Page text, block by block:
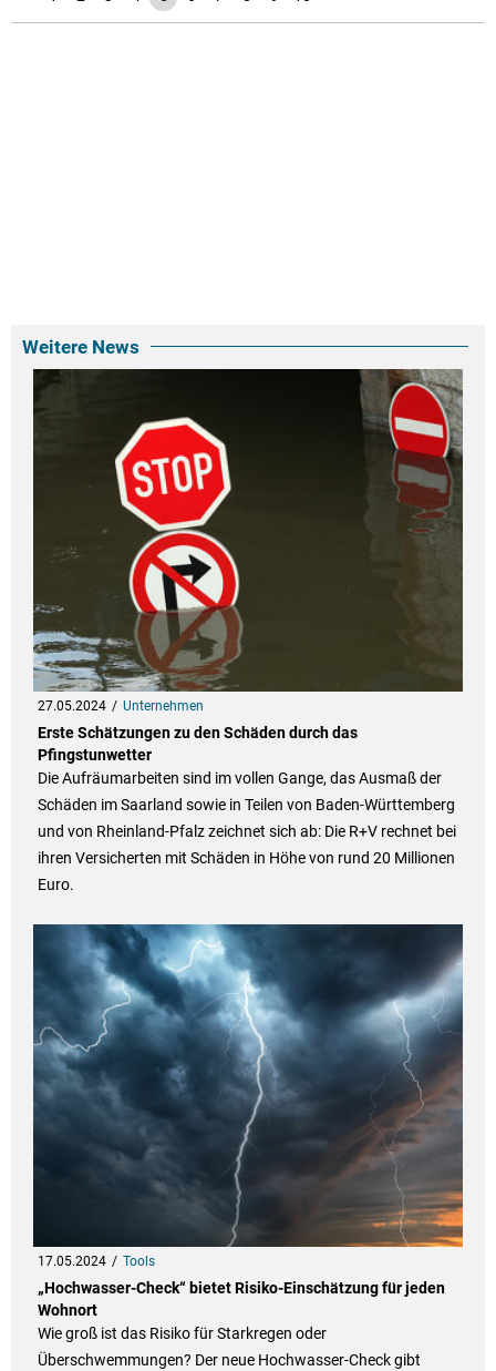
Weitere News
27.05.2024 Unternehmen
Erste Schätzungen zu den Schäden durch das
Pfingstunwetter
Die Aufräumarbeiten sind im vollen Gange, das Ausmaß der
Schäden im Saarland sowie in Teilen von Baden-Württemberg
und von Rheinland-Pfalz zeichnet sich ab: Die R+V rechnet bei
ihren Versicherten mit Schäden in Höhe von rund 20 Millionen
Euro.
17.05.2024 Tools
„Hochwasser-Check“ bietet Risiko-Einschätzung für jeden
Wohnort
Wie groß ist das Risiko für Starkregen oder
Überschwemmungen? Der neue Hochwasser-Check gibt